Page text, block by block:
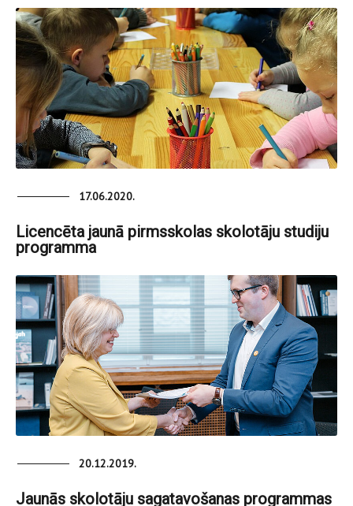
17.06.2020.
Licencēta jaunā pirmsskolas skolotāju studiju
programma
20.12.2019.
Jaunās skolotāju sagatavošanas programmas